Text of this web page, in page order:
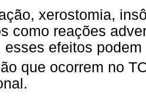
xerostomia,
como reações
esses efeitos
que ocorrem no